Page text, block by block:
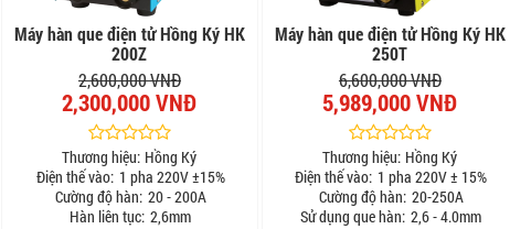
Máy hàn que điện tử Hồng Ký HK
200Z
2,600,000 VNĐ
2,300,000 VNĐ
Thương hiệu: Hồng Ký
Điện thế vào: 1 pha 220V ±15%
Cường độ hàn: 20 - 200A
Hàn liên tục: 2,6mm
Máy hàn que điện tử Hồng Ký HK
250T
6,600,000 VNĐ
5,989,000 VNĐ
Thương hiệu: Hồng Ký
Điện thế vào: 1 pha 220V ± 15%
Cường độ hàn: 20-250A
Sử dụng que hàn: 2,6 - 4.0mm